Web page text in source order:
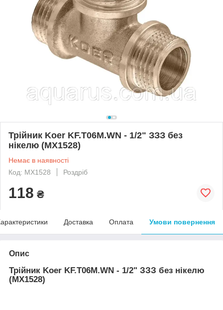
Трійник Koer KF.T06M.WN - 1/2" ЗЗЗ без
нікелю (MX1528)
Немає в наявності
Код: MX1528
Роздріб
118 ₴
Доставка Оплата Умови повернення
Опис
Трійник Koer KF.T06M.WN - 1/2" ЗЗЗ без нікелю
(MX1528)